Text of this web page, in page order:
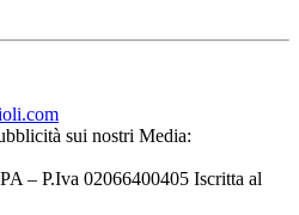
sui nostri Media:
– P.Iva 02066400405 Iscritta al